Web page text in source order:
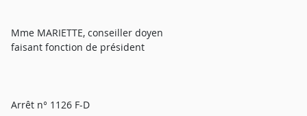
Mme MARIETTE, conseiller doyen
faisant fonction de président
Arrêt n° 1126 F-D